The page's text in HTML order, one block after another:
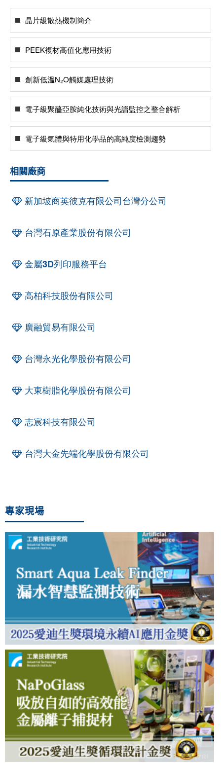
晶片級散熱機制簡介
PEEK複材高值化應用技術
創新低溫N₂O觸媒處理技術
電子級聚醯亞胺純化技術與光譜監控之整合解析
電子級氣體與特用化學品的高純度檢測趨勢
相關廠商
新加坡商英彼克有限公司台灣分公司
台灣石原產業股份有限公司
金屬3D列印服務平台
高柏科技股份有限公司
廣融貿易有限公司
台灣永光化學股份有限公司
大東樹脂化學股份有限公司
志宸科技有限公司
台灣大金先端化學股份有限公司
專家現場